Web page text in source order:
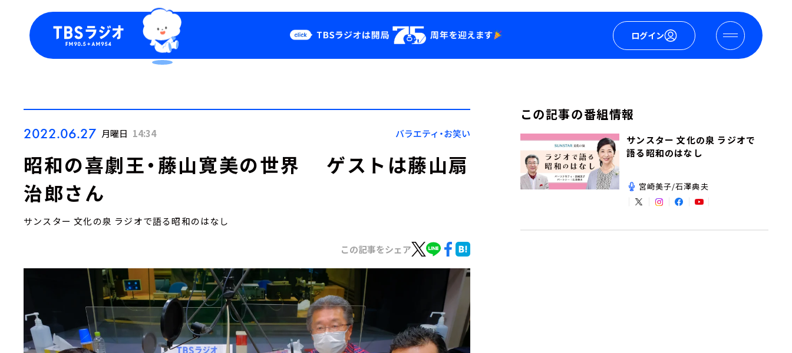
ログイン
Podcast
YouTube
会社情報
2022.06.27 月曜日 14:34 バラエティ・お笑い
昭和の喜劇王・藤山寛美の世界 ゲストは藤山扇
治郎さん
サンスター 文化の泉 ラジオで語る昭和のはなし
この記事をシェア
この記事の番組情報
サンスター 文化の泉 ラジオで
語る昭和のはなし
宮崎美子/石澤典夫